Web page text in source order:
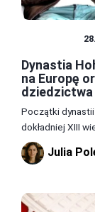
Dynastia
na Europę
dziedzictwa
Początki
dokładniej XIII
Julia